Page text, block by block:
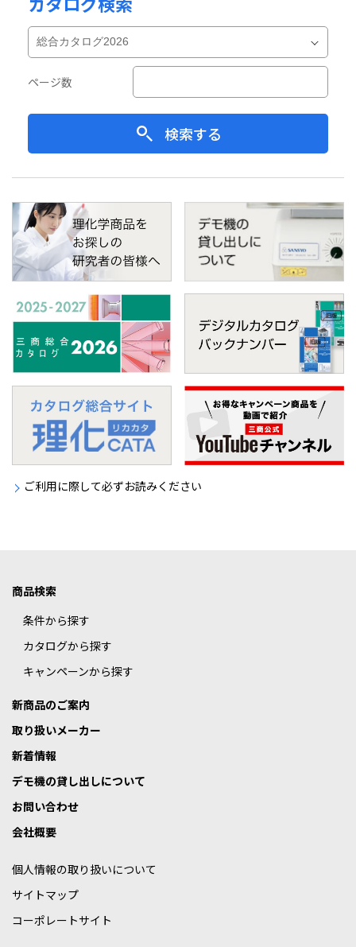
ページ数
検索する
ご利用に際して必ずお読みください
商品検索
条件から探す
カタログから探す
キャンペーンから探す
新商品のご案内
取り扱いメーカー
新着情報
デモ機の貸し出しについて
お問い合わせ
会社概要
個人情報の取り扱いについて
サイトマップ
コーポレートサイト